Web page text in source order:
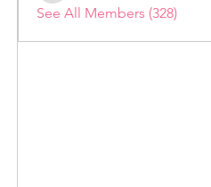
See All Members (328)